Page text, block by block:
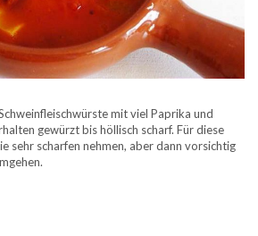
mit viel Paprika und
gewürzt bis höllisch scharf. Für diese
sehr scharfen nehmen, aber dann vorsichtig